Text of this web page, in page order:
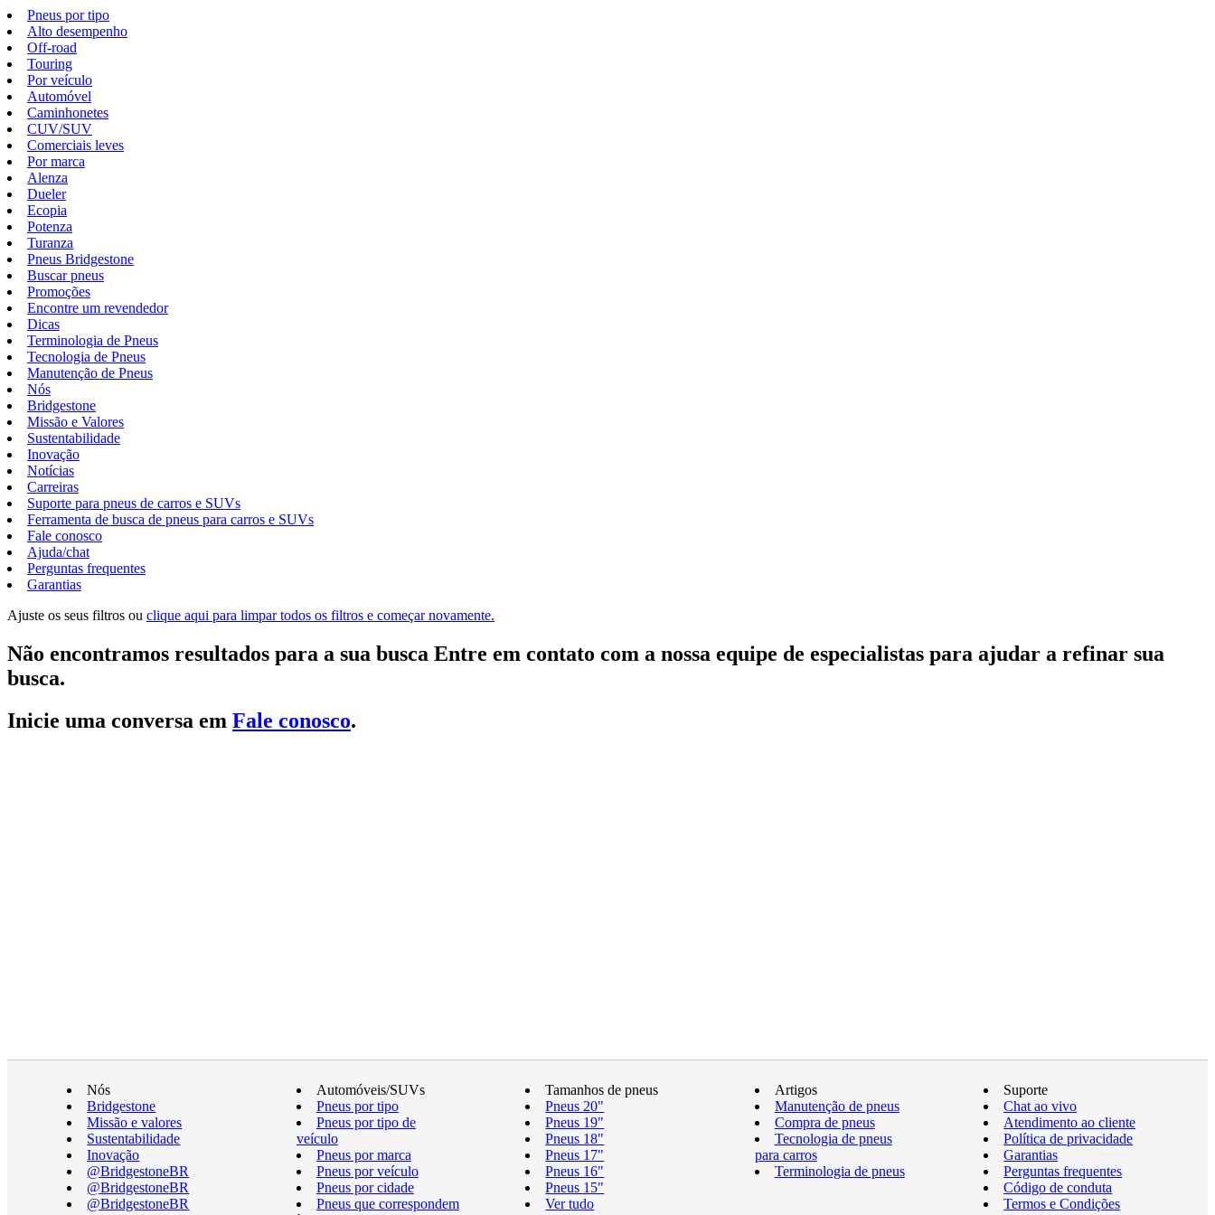
Pneus por tipo
Alto desempenho
Off-road
Touring
Por veículo
Automóvel
Caminhonetes
CUV/SUV
Comerciais leves
Por marca
Alenza
Dueler
Ecopia
Potenza
Turanza
Pneus Bridgestone
Buscar pneus
Promoções
Encontre um revendedor
Dicas
Terminologia de Pneus
Tecnologia de Pneus
Manutenção de Pneus
Nós
Bridgestone
Missão e Valores
Sustentabilidade
Inovação
Notícias
Carreiras
Suporte para pneus de carros e SUVs
Ferramenta de busca de pneus para carros e SUVs
Fale conosco
Ajuda/chat
Perguntas frequentes
Garantias
Ajuste os seus filtros ou clique aqui para limpar todos os filtros e começar novamente.
Não encontramos resultados para a sua busca Entre em contato com a nossa equipe de especialistas para ajudar a refinar sua
busca.
Inicie uma conversa em Fale conosco.
Nós
Bridgestone
Missão e valores
Sustentabilidade
Inovação
@BridgestoneBR
@BridgestoneBR
@BridgestoneBR
Automóveis/SUVs
Pneus por tipo
Pneus por tipo de
veículo
Pneus por marca
Pneus por veículo
Pneus por cidade
Pneus que correspondem
Tamanhos de pneus
Pneus 20"
Pneus 19"
Pneus 18"
Pneus 17"
Pneus 16"
Pneus 15"
Ver tudo
Artigos
Manutenção de pneus
Compra de pneus
Tecnologia de pneus
para carros
Terminologia de pneus
Suporte
Chat ao vivo
Atendimento ao cliente
Política de privacidade
Garantias
Perguntas frequentes
Código de conduta
Termos e Condições